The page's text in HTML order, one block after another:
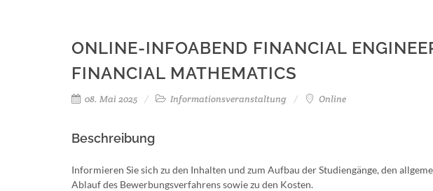
ONLINE-INFOABEND FINANCIAL
FINANCIAL MATHEMATICS
08. Mai 2025 Informationsveranstaltung Online
Beschreibung
Informieren Sie sich zu den Inhalten und zum Aufbau der Studiengänge, den
Ablauf des Bewerbungsverfahrens sowie zu den Kosten.